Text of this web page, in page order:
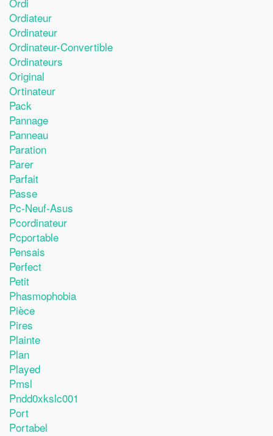
Ordiateur
Ordinateur
Ordinateur-Convertible
Ordinateurs
Original
Ortinateur
Pack
Pannage
Panneau
Paration
Parer
Parfait
Passe
Pc-Neuf-Asus
Pcordinateur
Pcportable
Pensais
Perfect
Petit
Phasmophobia
Pièce
Pires
Plainte
Plan
Played
Pmsl
Pndd0xkslc001
Port
Portabel